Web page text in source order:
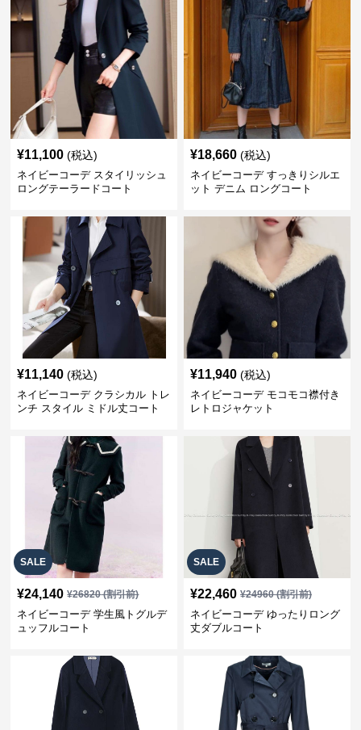
¥11,100 (税込)
ネイビーコーデ スタイリッシュ
ロングテーラードコート
¥18,660 (税込)
ネイビーコーデ すっきりシルエ
ット デニム ロングコート
¥11,140 (税込)
ネイビーコーデ クラシカル トレ
ンチ スタイル ミドル丈コート
¥11,940 (税込)
ネイビーコーデ モコモコ襟付き
レトロジャケット
SALE
¥24,140 ¥26820(割引前)
ネイビーコーデ 学生風トグルデ
ュッフルコート
SALE
¥22,460 ¥24960(割引前)
ネイビーコーデ ゆったりロング
丈ダブルコート